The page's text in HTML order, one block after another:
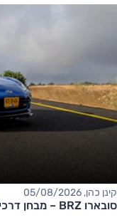
קינן כהן, 05/08/2026
סובארו BRZ – מבחן דרכים (tS)